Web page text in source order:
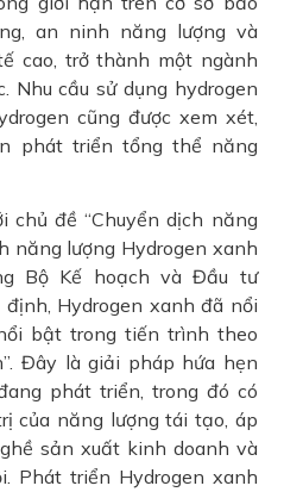
an ninh năng lượng và
cao, trở thành một ngành
Nhu cầu sử dụng hydrogen
cũng được xem xét,
phát triển tổng thể năng
chủ đề “Chuyển dịch năng
năng lượng Hydrogen xanh
Bộ Kế hoạch và Đầu tư
Hydrogen xanh đã nổi
bật trong tiến trình theo
Đây là giải pháp hứa hẹn
phát triển, trong đó có
của năng lượng tái tạo, áp
sản xuất kinh doanh và
Phát triển Hydrogen xanh